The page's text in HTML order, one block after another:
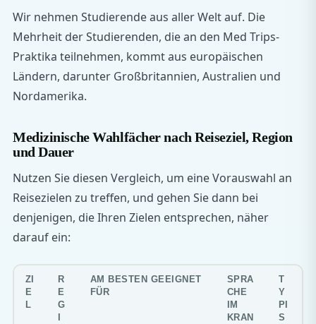
Wir nehmen Studierende aus aller Welt auf. Die
Mehrheit der Studierenden, die an den Med Trips-
Praktika teilnehmen, kommt aus europäischen
Ländern, darunter Großbritannien, Australien und
Nordamerika.
Medizinische Wahlfächer nach Reiseziel, Region
und Dauer
Nutzen Sie diesen Vergleich, um eine Vorauswahl an
Reisezielen zu treffen, und gehen Sie dann bei
denjenigen, die Ihren Zielen entsprechen, näher
darauf ein:
ZI
E
L
R
E
G
AM BESTEN GEEIGNET
FÜR
SPRA
CHE
IM
KRAN
T
Y
PI
S